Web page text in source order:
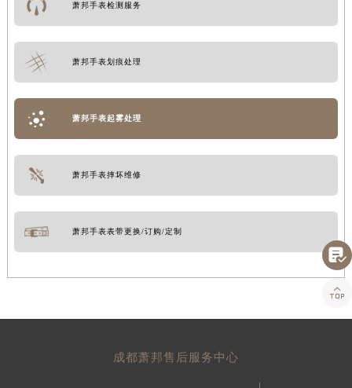
萧邦手表检测服务
萧邦手表划痕处理
萧邦手表起雾处理
萧邦手表摔坏维修
萧邦手表表带更换/订购/定制
成都萧邦售后服务中心

